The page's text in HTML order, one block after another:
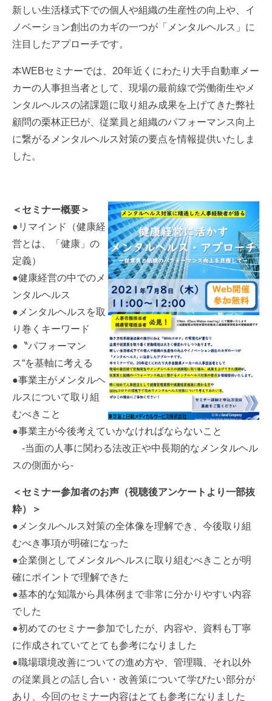
新しい生活様式下での個人や組織の生産性の向上や、イ
ノベーション創出のカギの一つが「メンタルヘルス」に
注目したアプローチです。
本WEBセミナーでは、20年近くにわたり大手自動車メー
カーの人事担当者として、現場の最前線で労働衛生やメ
ンタルヘルスの諸課題に取り組み成果を上げてきた弊社
顧問の栗林正巳が、従業員と組織のパフォーマンス向上
に繋がるメンタルヘルス対策の要点を情報提供いたしま
した。
＜セミナー概要＞
●リマインド（健康経
営とは、「健康」の
定義）
●健康経営の中でのメ
ンタルヘルス
●メンタルヘルスを取
り巻くキーワード
●〝パフォーマン
ス“を基軸に考える
●事業主がメンタルヘ
ルスについて取り組
むべきこと
●事業主が今後考えていかなければならないこと
-当面の人事に関わる法改正や中長期的なメンタルヘル
スの側面から-
＜セミナー参加者のお声（視聴後アンケートより一部抜
粋）＞
●メンタルヘルス対策の全体像を理解でき、今後取り組
むべき事項が明確になった
●企業側としてメンタルヘルスに取り組むべきことが明
確にポイントで理解できた
●基本的な知識から具体例まで非常に分かりやすい内容
でした
●初めてのセミナー参加でしたが、内容や、資料も丁寧
に作成されていてとても参考になりました
●職場環境改善についての進め方や、管理職、それ以外
の従業員との話し合い・改善策について学びたい部分が
あり、今回のセミナー内容はとても参考になりました